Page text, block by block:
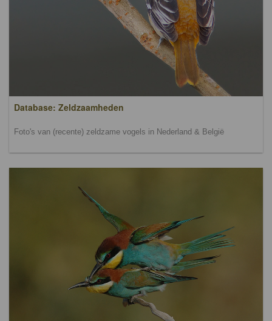
Database: Zeldzaamheden
Foto's van (recente) zeldzame vogels in Nederland & België